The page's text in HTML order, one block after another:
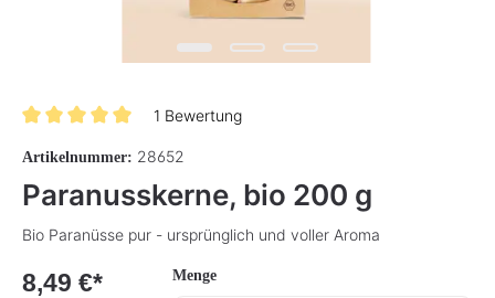
1 Bewertung
Artikelnummer: 28652
Paranusskerne, bio 200 g
Bio Paranüsse pur - ursprünglich und voller Aroma
8,49 €* Mengeauswählen